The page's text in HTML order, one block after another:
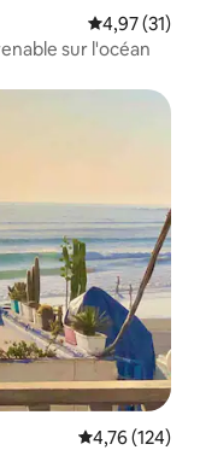
Évaluation
4,97 (31)
sur l'océan
Évaluation
4,76 (124)